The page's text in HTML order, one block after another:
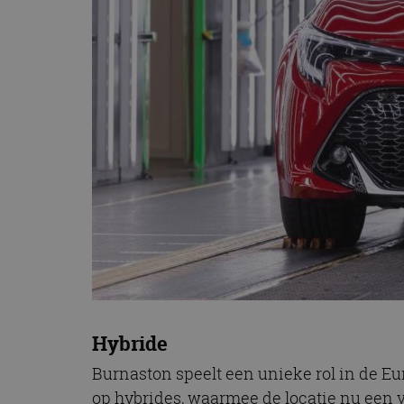
Hybride
Burnaston speelt een unieke rol in de
op hybrides, waarmee de locatie nu
Naam
_ga
_ga_SC6JKZPPKY
Naam
Domein
_fbp
Meta
Inc.
Google
IDE
Google
Naam
omx_consent